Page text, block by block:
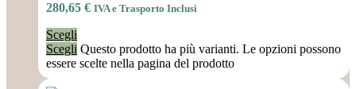
280,65 € IVA e Trasporto Inclusi
Scegli
Scegli Questo prodotto ha più varianti. Le opzioni possono
essere scelte nella pagina del prodotto